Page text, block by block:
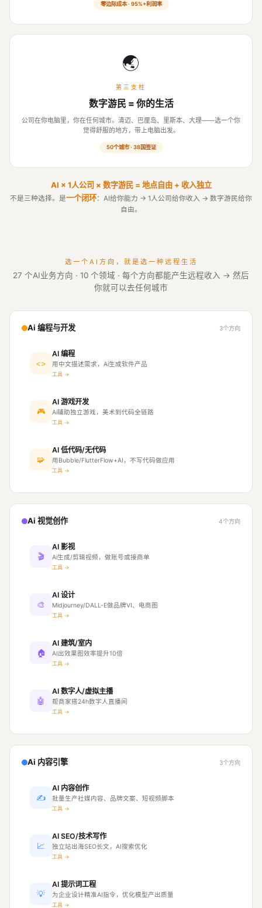
零边际成本 · 95%+利润率
🌏
第三支柱
数字游民 = 你的生活
公司在你电脑里，你在任何城市。清迈、巴厘岛、里斯本、大理——选一个你
觉得舒服的地方，带上电脑出发。
50个城市 · 38国签证
AI × 1人公司 × 数字游民 = 地点自由 + 收入独立
不是三种选择。是一个闭环：AI给你能力 → 1人公司给你收入 → 数字游民给你
自由。
选一个AI方向，就是选一种远程生活
27 个AI业务方向 · 10 个领域 · 每个方向都能产生远程收入 → 然后
你就可以去任何城市
Ai 编程与开发 3个方向
<>
AI 编程
用中文描述需求，Ai生成软件产品
工具 →
🎮
AI 游戏开发
Ai辅助独立游戏，美术到代码全链路
工具 →
🧩
AI 低代码/无代码
用Bubble/FlutterFlow+AI，不写代码做应用
工具 →
Ai 视觉创作 4个方向
🎬
AI 影视
Ai生成/剪辑视频，做账号或接商单
工具 →
🎨
AI 设计
Midjourney/DALL-E做品牌VI、电商图
工具 →
🏠
AI 建筑/室内
AI出效果图效率提升10倍
工具 →
🤖
AI 数字人/虚拟主播
帮商家搭24h数字人直播间
工具 →
Ai 内容引擎 3个方向
✍
AI 内容创作
批量生产社媒内容、品牌文案、短视频脚本
工具 →
📈
AI SEO/技术写作
独立站出海SEO长文，AI搜索优化
工具 →
💡
AI 提示词工程
为企业设计精准AI指令，优化模型产出质量
工具 →